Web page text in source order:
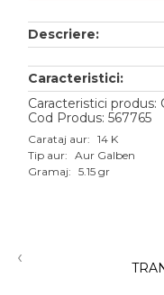
TIP METAL
Aur galben
Aur alb
Aur roz
Aur mixt
18K
Descriere:
Caracteristici:
Caracteristici produs:
Cod Produs: 567765
Carataj aur: 14 K
Tip aur: Aur Galben
Gramaj: 5.15 gr
‹